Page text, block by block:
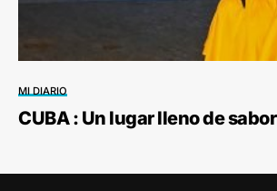
MI DIARIO
CUBA : Un lugar lleno de sabor